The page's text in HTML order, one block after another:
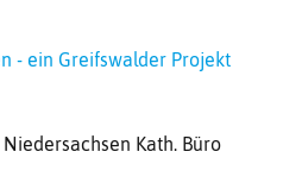
- ein Greifswalder Projekt
Kath. Büro